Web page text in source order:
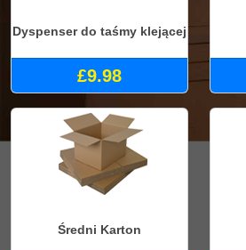
Dyspenser do taśmy klejącej
£9.98
Średni Karton